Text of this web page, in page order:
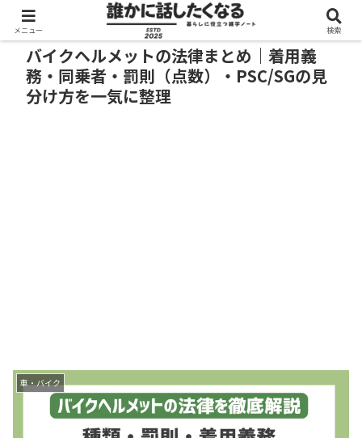
バイクヘルメットの法律まとめ｜着用義
務・同乗者・罰則（点数）・PSC/SGの見
分け方を一気に整理
車・バイク
メニュー 検索